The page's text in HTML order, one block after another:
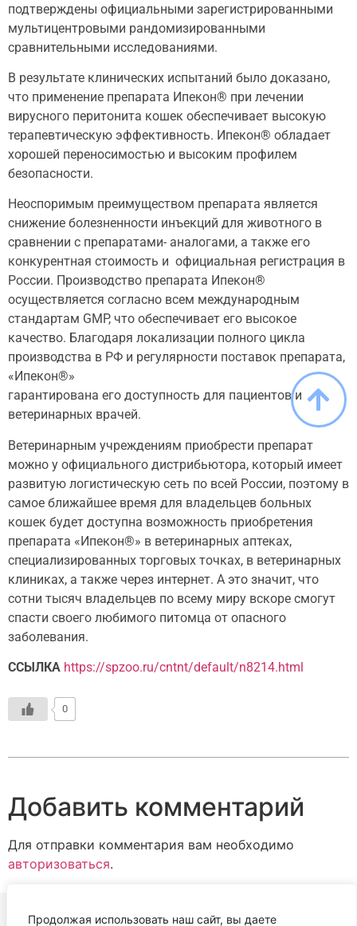
Продолжая использовать наш сайт, вы даете
подтверждены официальными зарегистрированными
мультицентровыми рандомизированными
сравнительными исследованиями.
В результате клинических испытаний было доказано,
что применение препарата Ипекон® при лечении
вирусного перитонита кошек обеспечивает высокую
терапевтическую эффективность. Ипекон® обладает
хорошей переносимостью и высоким профилем
безопасности.
Неоспоримым преимуществом препарата является
снижение болезненности инъекций для животного в
сравнении с препаратами- аналогами, а также его
конкурентная стоимость и официальная регистрация в
России. Производство препарата Ипекон®
осуществляется согласно всем международным
стандартам GMP, что обеспечивает его высокое
качество. Благодаря локализации полного цикла
производства в РФ и регулярности поставок препарата,
«Ипекон®»
гарантирована его доступность для пациентов и
ветеринарных врачей.
Ветеринарным учреждениям приобрести препарат
можно у официального дистрибьютора, который имеет
развитую логистическую сеть по всей России, поэтому в
самое ближайшее время для владельцев больных
кошек будет доступна возможность приобретения
препарата «Ипекон®» в ветеринарных аптеках,
специализированных торговых точках, в ветеринарных
клиниках, а также через интернет. А это значит, что
сотни тысяч владельцев по всему миру вскоре смогут
спасти своего любимого питомца от опасного
заболевания.
ССЫЛКА https://spzoo.ru/cntnt/default/n8214.html
0
Добавить комментарий
Для отправки комментария вам необходимо
авторизоваться.